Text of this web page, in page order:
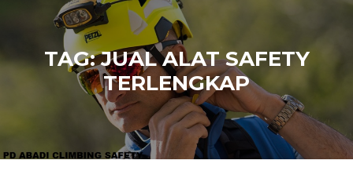
TAG:JUAL ALAT SAFETY
TERLENGKAP